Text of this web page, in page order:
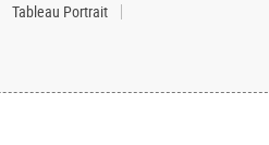
Tableau Portrait